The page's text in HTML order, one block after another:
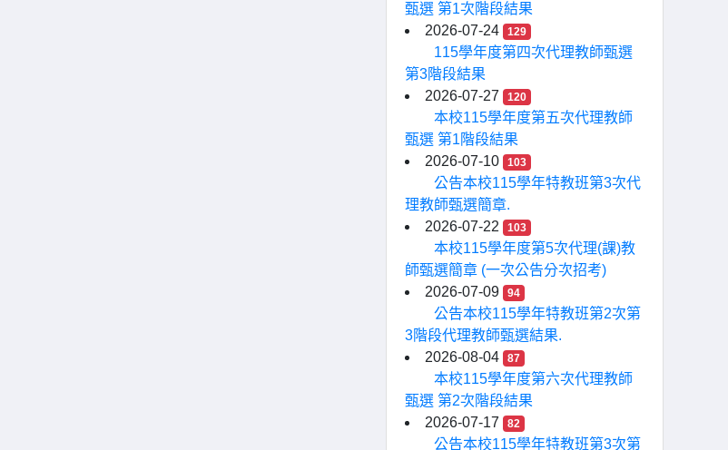
甄選 第1次階段結果
2026-07-24
129
115學年度第四次代理教師甄選
第3階段結果
2026-07-27
120
本校115學年度第五次代理教師
甄選 第1階段結果
2026-07-10
103
公告本校115學年特教班第3次代
理教師甄選簡章.
2026-07-22
103
本校115學年度第5次代理(課)教
師甄選簡章 (一次公告分次招考)
2026-07-09
94
公告本校115學年特教班第2次第
3階段代理教師甄選結果.
2026-08-04
87
本校115學年度第六次代理教師
甄選 第2次階段結果
2026-07-17
82
公告本校115學年特教班第3次第